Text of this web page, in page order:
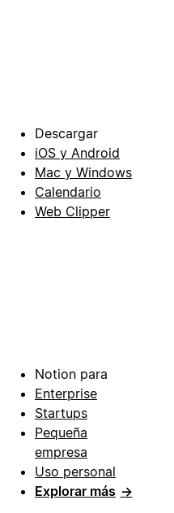
Descargar
iOS y Android
Mac y Windows
Calendario
Web Clipper
Notion para
Enterprise
Startups
Pequeña
empresa
Uso personal
Explorar más →